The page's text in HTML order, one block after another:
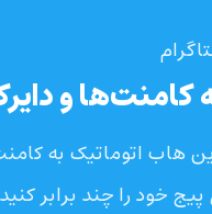
کامنت‌ها و
هاب اتوماتیک به
خود را چند برابر کنید